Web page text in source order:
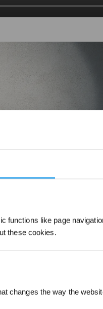
functions like page
these cookies.
changes the way the
Iscriviti per vincere